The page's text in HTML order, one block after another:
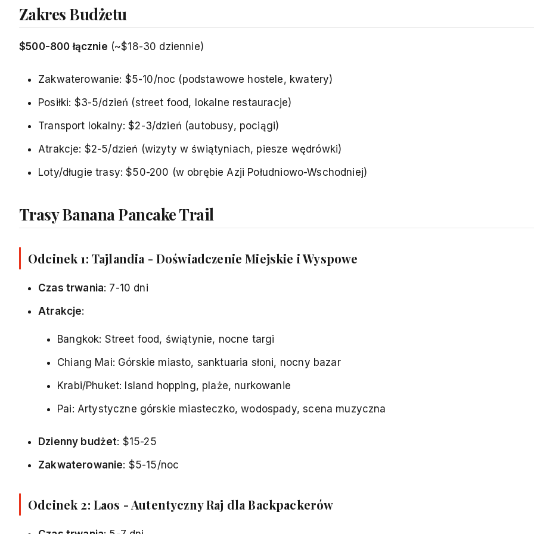
Zakres Budżetu
$500-800 łącznie (~$18-30 dziennie)
Zakwaterowanie: $5-10/noc (podstawowe hostele, kwatery)
Posiłki: $3-5/dzień (street food, lokalne restauracje)
Transport lokalny: $2-3/dzień (autobusy, pociągi)
Atrakcje: $2-5/dzień (wizyty w świątyniach, piesze wędrówki)
Loty/długie trasy: $50-200 (w obrębie Azji Południowo-Wschodniej)
Trasy Banana Pancake Trail
Odcinek 1: Tajlandia - Doświadczenie Miejskie i Wyspowe
Czas trwania: 7-10 dni
Atrakcje:
Bangkok: Street food, świątynie, nocne targi
Chiang Mai: Górskie miasto, sanktuaria słoni, nocny bazar
Krabi/Phuket: Island hopping, plaże, nurkowanie
Pai: Artystyczne górskie miasteczko, wodospady, scena muzyczna
Dzienny budżet: $15-25
Zakwaterowanie: $5-15/noc
Odcinek 2: Laos - Autentyczny Raj dla Backpackerów